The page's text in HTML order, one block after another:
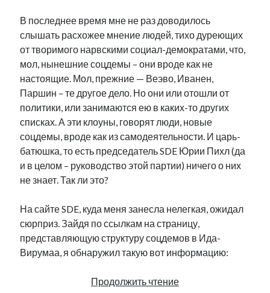
В последнее время мне не раз доводилось
слышать расхожее мнение людей, тихо дуреющих
от творимого нарвскими социал-демократами, что,
мол, нынешние соцдемы – они вроде как не
настоящие. Мол, прежние — Веэво, Иванен,
Паршин – те другое дело. Но они или отошли от
политики, или занимаются ею в каких-то других
списках. А эти клоуны, говорят люди, новые
соцдемы, вроде как из самодеятельности. И царь-
батюшка, то есть председатель SDE Юрии Пихл (да
и в целом – руководство этой партии) ничего о них
не знает. Так ли это?
На сайте SDE, куда меня занесла нелегкая, ожидал
сюрприз. Зайдя по ссылкам на страницу,
представляющую структуру соцдемов в Ида-
Вирумаа, я обнаружил такую вот информацию:
Продолжить чтениеСкованные